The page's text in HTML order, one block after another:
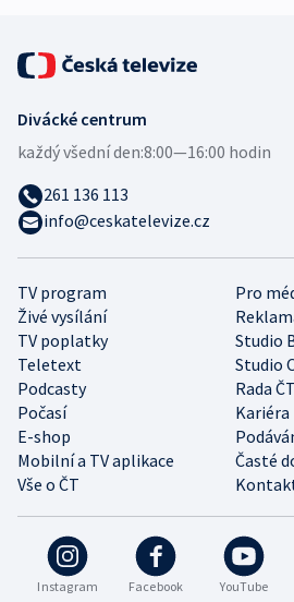
Instagram Facebook YouTube
TV program
Pro
Živé vysílání
TV poplatky
Studio
Teletext
Studio
Podcasty
Rada ČT
Počasí
Kariéra
E-shop
Mobilní a TV aplikace
Časté
Vše o ČT
Divácké centrum
každý všední den:8:00—16:00 hodin
261 136 113
info@ceskatelevize.cz